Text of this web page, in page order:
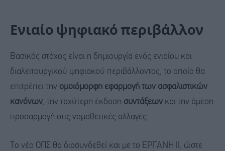
Ενιαίο ψηφιακό περιβάλλον
Βασικός στόχος είναι η δημιουργία ενός ενιαίου και
διαλειτουργικού ψηφιακού περιβάλλοντος, το οποίο θα
επιτρέπει την ομοιόμορφη εφαρμογή των ασφαλιστικών
κανόνων, την ταχύτερη έκδοση συντάξεων και την άμεση
προσαρμογή στις νομοθετικές αλλαγές.
Το νέο ΟΠΣ θα διασυνδεθεί και με το ΕΡΓΑΝΗ ΙΙ, ώστε